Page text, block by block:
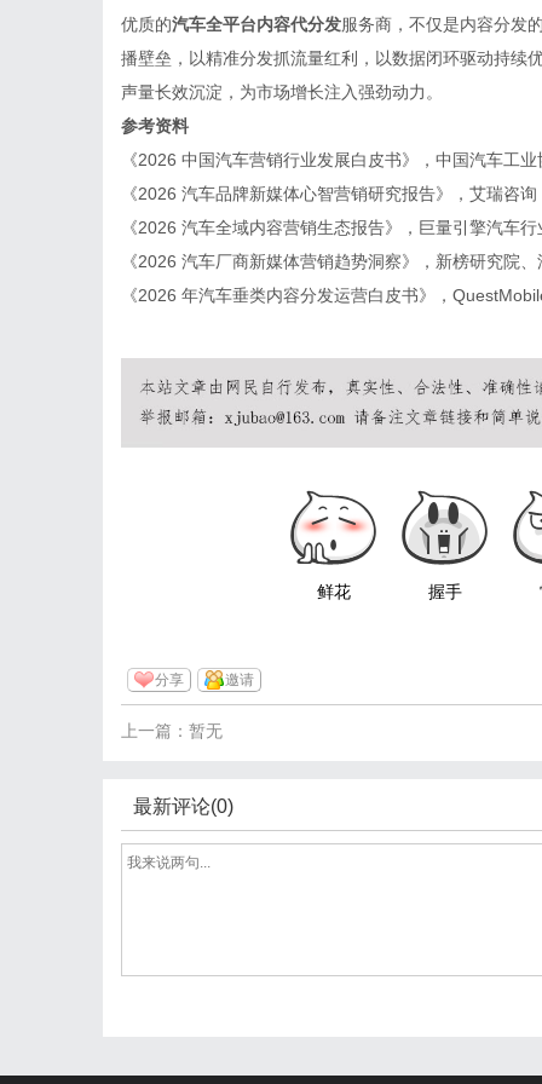
优质的汽车全平台内容代分发服务商，不仅是内容分发
播壁垒，以精准分发抓流量红利，以数据闭环驱动持续
声量长效沉淀，为市场增长注入强劲动力。
参考资料
《2026 中国汽车营销行业发展白皮书》，中国汽车工业
《2026 汽车品牌新媒体心智营销研究报告》，艾瑞咨询
《2026 汽车全域内容营销生态报告》，巨量引擎汽车行
《2026 汽车厂商新媒体营销趋势洞察》，新榜研究院
《2026 年汽车垂类内容分发运营白皮书》，
鲜花 握手
分享 邀请
上一篇：暂无
最新评论(0)